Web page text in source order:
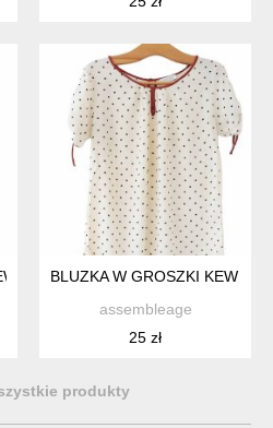
Z DŁUGIM RĘKAWEM
BLUZKA W GROSZKI KEW 159
assembleage
25 zł
produkty